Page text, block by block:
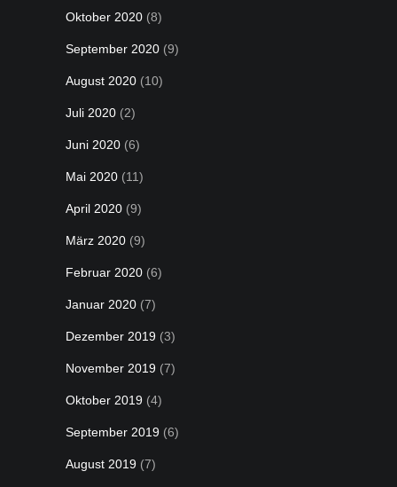
Oktober 2020 (8)
September 2020 (9)
August 2020 (10)
Juli 2020 (2)
Juni 2020 (6)
Mai 2020 (11)
April 2020 (9)
März 2020 (9)
Februar 2020 (6)
Januar 2020 (7)
Dezember 2019 (3)
November 2019 (7)
Oktober 2019 (4)
September 2019 (6)
August 2019 (7)